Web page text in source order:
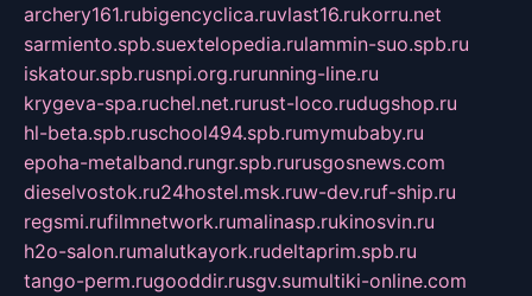
archery161.rubigencyclica.ruvlast16.rukorru.net
sarmiento.spb.suextelopedia.rulammin-suo.spb.ru
iskatour.spb.rusnpi.org.rurunning-line.ru
krygeva-spa.ruchel.net.rurust-loco.rudugshop.ru
hl-beta.spb.ruschool494.spb.rumymubaby.ru
epoha-metalband.rungr.spb.rurusgosnews.com
dieselvostok.ru24hostel.msk.ruw-dev.ruf-ship.ru
regsmi.rufilmnetwork.rumalinasp.rukinosvin.ru
h2o-salon.rumalutkayork.rudeltaprim.spb.ru
tango-perm.rugooddir.rusgv.sumultiki-online.com